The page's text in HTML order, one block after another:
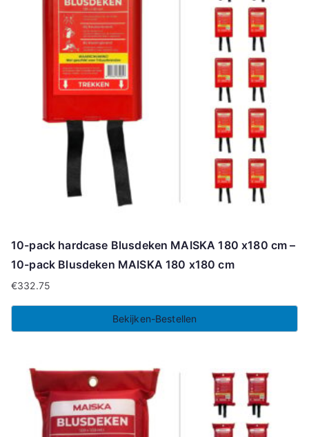
10-pack hardcase Blusdeken MAISKA 180 x180 cm –
10-pack Blusdeken MAISKA 180 x180 cm
€332.75
Bekijken-Bestellen